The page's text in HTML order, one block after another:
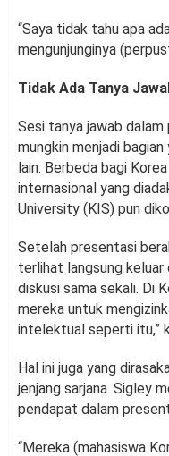
“Saya tidak tahu apa
mengunjunginya
Tidak Ada Tanya
Sesi tanya jawab
mungkin menjadi
lain. Berbeda bagi
internasional yang
University (KIS) pun
Setelah presentasi
terlihat langsung keluar
diskusi sama sekali. Di
mereka untuk
intelektual seperti itu,”
Hal ini juga yang
jenjang sarjana. Sigley
pendapat dalam
“Mereka (mahasiswa